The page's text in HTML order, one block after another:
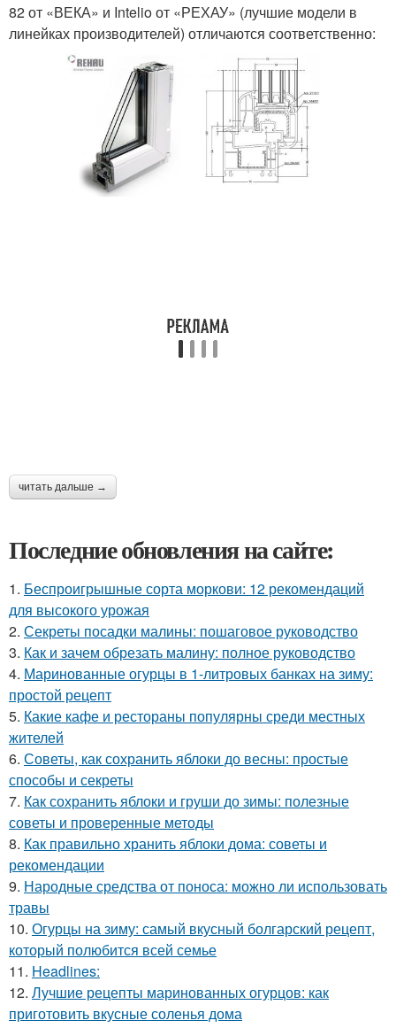
82 от «ВЕКА» и Intelio от «РЕХАУ» (лучшие модели в
линейках производителей) отличаются соответственно:
читать дальше →
Последние обновления на сайте:
1. Беспроигрышные сорта моркови: 12 рекомендаций
для высокого урожая
2. Секреты посадки малины: пошаговое руководство
3. Как и зачем обрезать малину: полное руководство
4. Маринованные огурцы в 1-литровых банках на зиму:
простой рецепт
5. Какие кафе и рестораны популярны среди местных
жителей
6. Советы, как сохранить яблоки до весны: простые
способы и секреты
7. Как сохранить яблоки и груши до зимы: полезные
советы и проверенные методы
8. Как правильно хранить яблоки дома: советы и
рекомендации
9. Народные средства от поноса: можно ли использовать
травы
10. Огурцы на зиму: самый вкусный болгарский рецепт,
который полюбится всей семье
11. Headlines:
12. Лучшие рецепты маринованных огурцов: как
приготовить вкусные соленья дома